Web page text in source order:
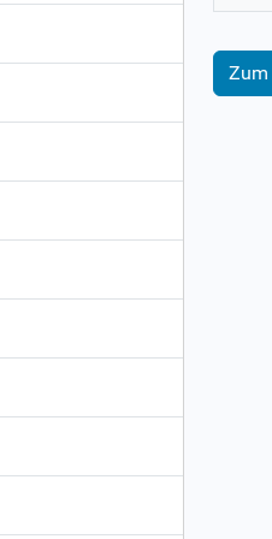
Zum